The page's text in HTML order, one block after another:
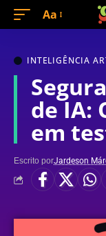
Aa
INTELIGÊNCIA
de IA:
em
Escrito porJardeson